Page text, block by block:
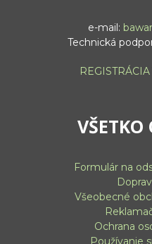
e-mail:
Technická
VŠETKO
Formulár na
Všeobecné
Ochrana